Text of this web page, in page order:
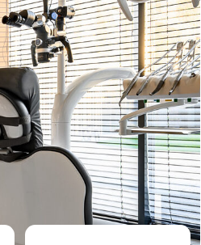
Положительных отзывов